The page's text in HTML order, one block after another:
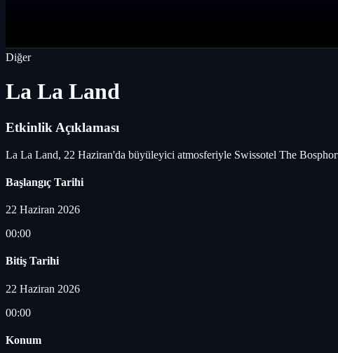
Diğer
La La Land
Etkinlik Açıklaması
La La Land, 22 Haziran'da büyüleyici atmosferiyle Swissotel The
Başlangıç Tarihi
22 Haziran 2026
00:00
Bitiş Tarihi
22 Haziran 2026
00:00
Konum